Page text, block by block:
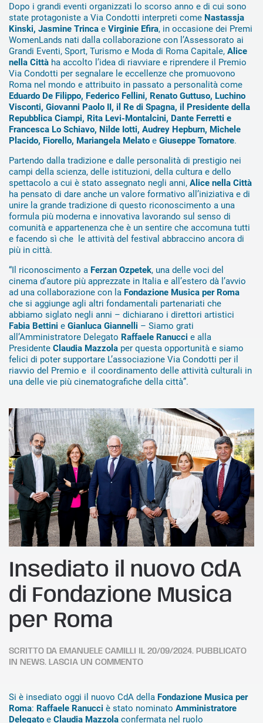
Dopo i grandi eventi organizzati lo scorso anno e di cui sono
state protagoniste a Via Condotti interpreti come Nastassja
Kinski, Jasmine Trinca e Virginie Efira, in occasione dei Premi
WomenLands nati dalla collaborazione con l’Assessorato ai
Grandi Eventi, Sport, Turismo e Moda di Roma Capitale, Alice
nella Città ha accolto l’idea di riavviare e riprendere il Premio
Via Condotti per segnalare le eccellenze che promuovono
Roma nel mondo e attribuito in passato a personalità come
Eduardo De Filippo, Federico Fellini, Renato Guttuso, Luchino
Visconti, Giovanni Paolo II, il Re di Spagna, il Presidente della
Repubblica Ciampi, Rita Levi-Montalcini, Dante Ferretti e
Francesca Lo Schiavo, Nilde Iotti, Audrey Hepburn, Michele
Placido, Fiorello, Mariangela Melato e Giuseppe Tornatore.
Partendo dalla tradizione e dalle personalità di prestigio nei
campi della scienza, delle istituzioni, della cultura e dello
spettacolo a cui è stato assegnato negli anni, Alice nella Città
ha pensato di dare anche un valore formativo all’iniziativa e di
unire la grande tradizione di questo riconoscimento a una
formula più moderna e innovativa lavorando sul senso di
comunità e appartenenza che è un sentire che accomuna tutti
e facendo sì che le attività del festival abbraccino ancora di
più in città.
“Il riconoscimento a Ferzan Ozpetek, una delle voci del
cinema d’autore più apprezzate in Italia e all’estero dà l’avvio
ad una collaborazione con la Fondazione Musica per Roma
che si aggiunge agli altri fondamentali partenariati che
abbiamo siglato negli anni – dichiarano i direttori artistici
Fabia Bettini e Gianluca Giannelli – Siamo grati
all’Amministratore Delegato Raffaele Ranucci e alla
Presidente Claudia Mazzola per questa opportunità e siamo
felici di poter supportare L’associazione Via Condotti per il
riavvio del Premio e il coordinamento delle attività culturali in
una delle vie più cinematografiche della città”.
Insediato il nuovo CdA
di Fondazione Musica
per Roma
SCRITTO DA EMANUELE CAMILLI IL 20/09/2024. PUBBLICATO
IN NEWS. LASCIA UN COMMENTO
Si è insediato oggi il nuovo CdA della Fondazione Musica per
Roma: Raffaele Ranucci è stato nominato Amministratore
Delegato e Claudia Mazzola confermata nel ruolo